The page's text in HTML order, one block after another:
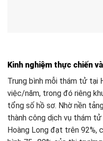
Kinh nghiệm thực chiến
Trung bình mỗi thám tử tại
việc/năm, trong đó riêng
tổng số hồ sơ. Nhờ nền
thành công dịch vụ thám
Hoàng Long đạt trên 92%,